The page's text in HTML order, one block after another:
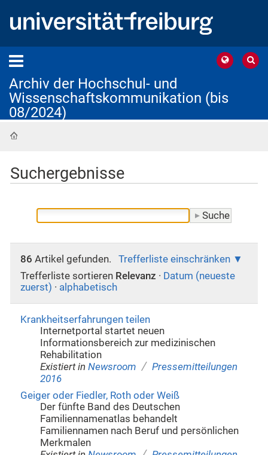
Archiv der Hochschul- und
Wissenschaftskommunikation (bis
08/2024)
Suchergebnisse
86 Artikel gefunden.
Trefferliste einschränken
Trefferliste sortieren Relevanz · Datum (neueste
zuerst) · alphabetisch
Krankheitserfahrungen teilen
Internetportal startet neuen
Informationsbereich zur medizinischen
Rehabilitation
Existiert in Newsroom / Pressemitteilungen
2016
Geiger oder Fiedler, Roth oder Weiß
Der fünfte Band des Deutschen
Familiennamenatlas behandelt
Familiennamen nach Beruf und persönlichen
Merkmalen